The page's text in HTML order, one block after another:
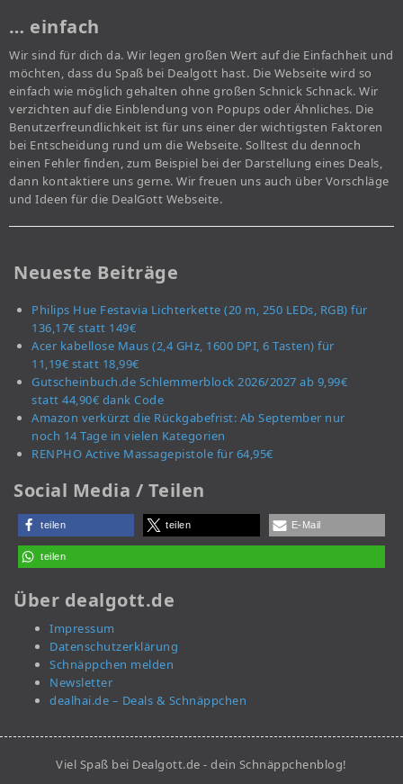
… einfach
Wir sind für dich da. Wir legen großen Wert auf die Einfachheit und
möchten, dass du Spaß bei Dealgott hast. Die Webseite wird so
einfach wie möglich gehalten ohne großen Schnick Schnack. Wir
verzichten auf die Einblendung von Popups oder Ähnliches. Die
Benutzerfreundlichkeit ist für uns einer der wichtigsten Faktoren
bei Entscheidung rund um die Webseite. Solltest du dennoch
einen Fehler finden, zum Beispiel bei der Darstellung eines Deals,
dann kontaktiere uns gerne. Wir freuen uns auch über Vorschläge
und Ideen für die DealGott Webseite.
Neueste Beiträge
Philips Hue Festavia Lichterkette (20 m, 250 LEDs, RGB) für
136,17€ statt 149€
Acer kabellose Maus (2,4 GHz, 1600 DPI, 6 Tasten) für
11,19€ statt 18,99€
Gutscheinbuch.de Schlemmerblock 2026/2027 ab 9,99€
statt 44,90€ dank Code
Amazon verkürzt die Rückgabefrist: Ab September nur
noch 14 Tage in vielen Kategorien
RENPHO Active Massagepistole für 64,95€
Social Media / Teilen
teilen teilen E-Mail
teilen
Über dealgott.de
Impressum
Datenschutzerklärung
Schnäppchen melden
Newsletter
dealhai.de – Deals & Schnäppchen
Viel Spaß bei Dealgott.de - dein Schnäppchenblog!